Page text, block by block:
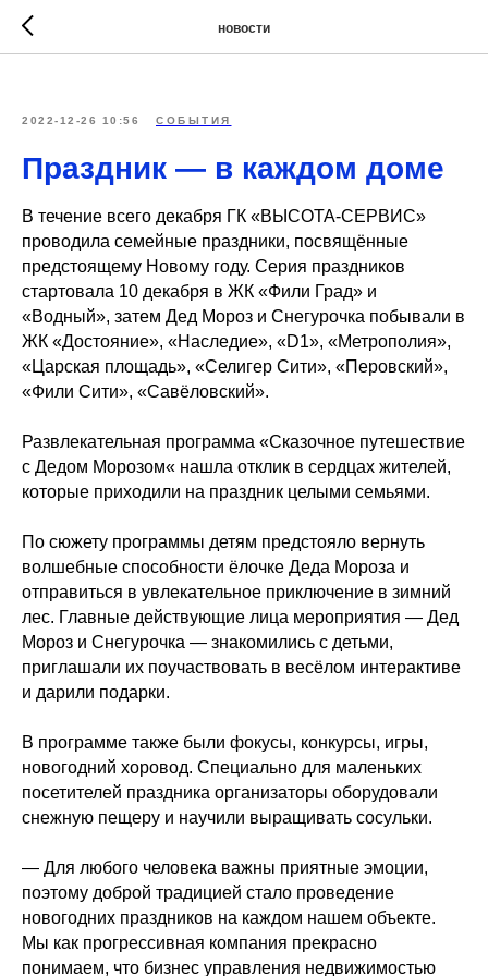
новости
2022-12-26 10:56 СОБЫТИЯ
Праздник — в каждом доме
В течение всего декабря ГК «ВЫСОТА-СЕРВИС»
проводила семейные праздники, посвящённые
предстоящему Новому году. Серия праздников
стартовала 10 декабря в ЖК «Фили Град» и
«Водный», затем Дед Мороз и Снегурочка побывали в
ЖК «Достояние», «Наследие», «D1», «Метрополия»,
«Царская площадь», «Селигер Сити», «Перовский»,
«Фили Сити», «Савёловский».
Развлекательная программа «Сказочное путешествие
с Дедом Морозом« нашла отклик в сердцах жителей,
которые приходили на праздник целыми семьями.
По сюжету программы детям предстояло вернуть
волшебные способности ёлочке Деда Мороза и
отправиться в увлекательное приключение в зимний
лес. Главные действующие лица мероприятия — Дед
Мороз и Снегурочка — знакомились с детьми,
приглашали их поучаствовать в весёлом интерактиве
и дарили подарки.
В программе также были фокусы, конкурсы, игры,
новогодний хоровод. Специально для маленьких
посетителей праздника организаторы оборудовали
снежную пещеру и научили выращивать сосульки.
— Для любого человека важны приятные эмоции,
поэтому доброй традицией стало проведение
новогодних праздников на каждом нашем объекте.
Мы как прогрессивная компания прекрасно
понимаем, что бизнес управления недвижимостью